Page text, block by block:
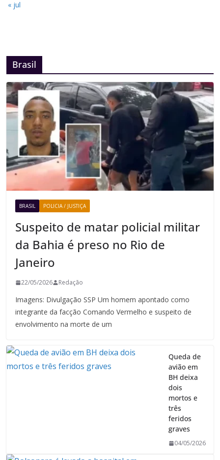
« jul
Brasil
BRASIL POLICIA / JUSTIÇA
Suspeito de matar policial militar
da Bahia é preso no Rio de
Janeiro
22/05/2026 Redação
Imagens: Divulgação SSP Um homem apontado como
integrante da facção Comando Vermelho e suspeito de
envolvimento na morte de um
Queda de
avião em
BH deixa
dois
mortos e
três
feridos
graves
04/05/2026